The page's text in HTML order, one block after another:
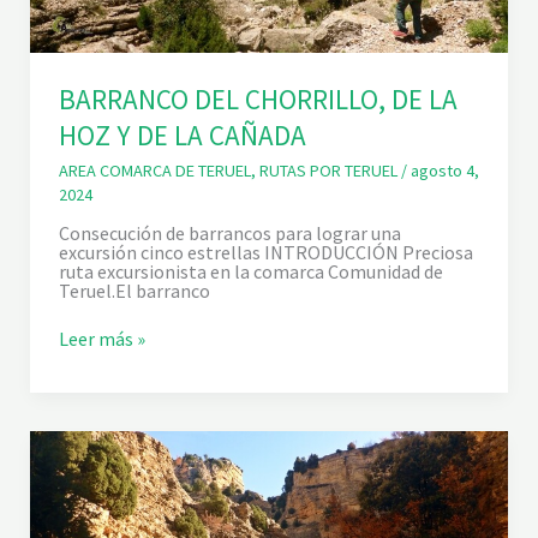
BARRANCO DEL CHORRILLO, DE LA
HOZ Y DE LA CAÑADA
AREA COMARCA DE TERUEL, RUTAS POR TERUEL/agosto 4,
2024
Consecución de barrancos para lograr una
excursión cinco estrellas INTRODUCCIÓN Preciosa
ruta excursionista en la comarca Comunidad de
Teruel.El barranco
B
N
C
O
D
E
L
Leer más »